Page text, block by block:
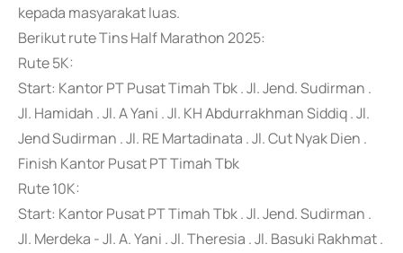
kepada masyarakat luas.
Berikut rute Tins Half Marathon 2025:
Rute 5K:
Start: Kantor PT Pusat Timah Tbk . Jl. Jend. Sudirman .
Jl. Hamidah . Jl. A Yani . Jl. KH Abdurrakhman Siddiq . Jl.
Jend Sudirman . Jl. RE Martadinata . Jl. Cut Nyak Dien .
Finish Kantor Pusat PT Timah Tbk
Rute 10K:
Start: Kantor Pusat PT Timah Tbk . Jl. Jend. Sudirman .
Jl. Merdeka - Jl. A. Yani . Jl. Theresia . Jl. Basuki Rakhmat .